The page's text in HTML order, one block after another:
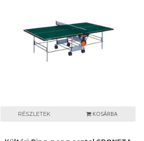
RÉSZLETEK KOSÁRBA